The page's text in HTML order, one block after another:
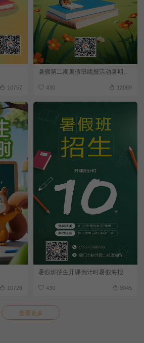
10757
暑假第二期暑假班续报活动暑期招生海报
430 12089
10726
暑假班招生开课倒计时暑假海报
430 9045
查看更多